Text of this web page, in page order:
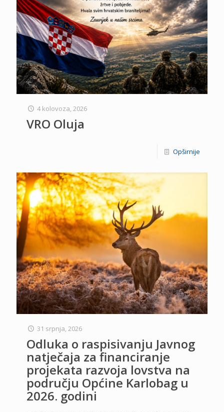
4 kolovoza, 2026
VRO Oluja
Opširnije
31 srpnja, 2026
Odluka o raspisivanju Javnog
natječaja za financiranje
projekata razvoja lovstva na
području Općine Karlobag u
2026. godini